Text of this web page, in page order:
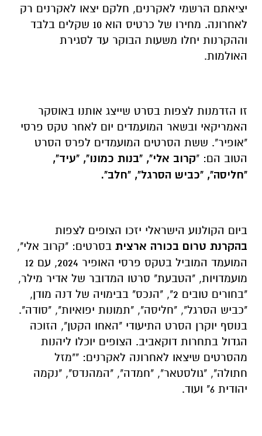
יציאתם הרשמי לאקרנים, חלקם יצאו לאקרנים רק
לאחרונה. מחירו של כרטיס הוא 10 שקלים בלבד
וההקרנות יחלו משעות הבוקר עד לסגירת
האולמות.
זו הזדמנות לצפות בסרט שייצג אותנו באוסקר
האמריקאי ובשאר המועמדים יום לאחר טקס פרסי
"אופיר". ששת הסרטים המועמדים לפרס הסרט
הטוב הם: "קרוב אלי", "בנות כמונו", "עיד",
"חליסה", "כביש הסרגל", "חלב".
ביום הקולנוע הישראלי יזכו הצופים לצפות
בהקרנת טרום בכורה ארצית בסרטים: "קרוב אלי",
המועמד המוביל בטקס פרסי האופיר 2024, עם 12
מועמדויות, "הטבעת" סרטו המדובר של אדיר מילר,
"בחורים טובים 2", "הנכס" בבימויה של דנה מודן,
"כביש הסרגל", "חליסה", "תמונות יפואיות", "סודה".
בנוסף יוקרן הסרט התיעודי "האחו הקטן", הזוכה
הגדול בתחרות דוקאביב. הצופים יוכלו ליהנות
מהסרטים שיצאו לאחרונה לאקרנים: ""מזל
חתולה", "גולסטאר", "חמדה", "המהנדס", "נקמה
יהודית 6" ועוד.